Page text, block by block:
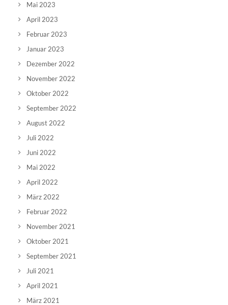
Mai 2023
April 2023
Februar 2023
Januar 2023
Dezember 2022
November 2022
Oktober 2022
September 2022
August 2022
Juli 2022
Juni 2022
Mai 2022
April 2022
März 2022
Februar 2022
November 2021
Oktober 2021
September 2021
Juli 2021
April 2021
März 2021